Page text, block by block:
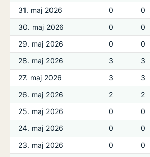
31. maj 2026
0 0
30. maj 2026
0 0
29. maj 2026
0 0
28. maj 2026
3 3
27. maj 2026
3 3
26. maj 2026
2 2
25. maj 2026
0 0
24. maj 2026
0 0
23. maj 2026
0 0